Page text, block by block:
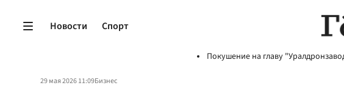
Новости Спорт
Покушение на главу
29 мая 2026 11:09Бизнес